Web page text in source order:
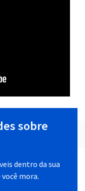
sobre
dentro da sua
mora.